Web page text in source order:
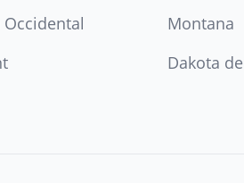
Montana
Dakota